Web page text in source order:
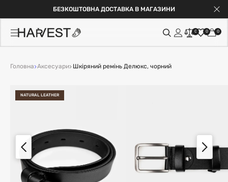
БЕЗКОШТОВНА ДОСТАВКА В МАГАЗИНИ
0 0 0
Головна Аксесуари Шкіряний ремінь Делюкс, чорний
NATURAL LEATHER